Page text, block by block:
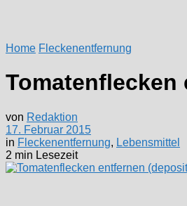
Home Fleckenentfernung
Tomatenflecken
von Redaktion
17. Februar 2015
in Fleckenentfernung, Lebensmittel
2 min Lesezeit